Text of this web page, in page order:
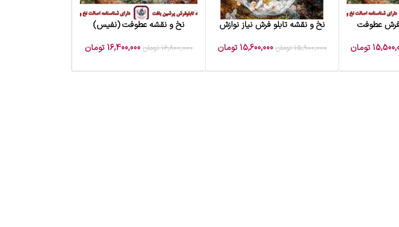
فرش عطوفت
تومان
افزودن به سبد خرید
نخ و نقشه تابلو فرش نیاز نوازش
15,900,000 تومان 15,600,000تومان
افزودن به سبد خرید
نخ و نقشه عطوفت (نفیس)
16,800,000 تومان 16,400,000تومان